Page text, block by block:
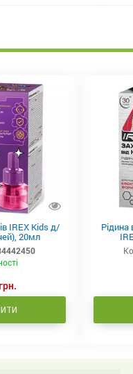
IREX Kids д/
20мл
Рідина